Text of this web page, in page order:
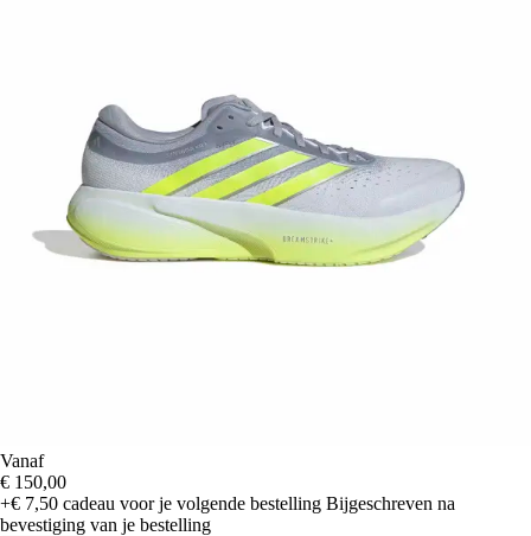
Vanaf
€ 150,00
+€ 7,50 cadeau voor je volgende bestelling Bijgeschreven na
bevestiging van je bestelling